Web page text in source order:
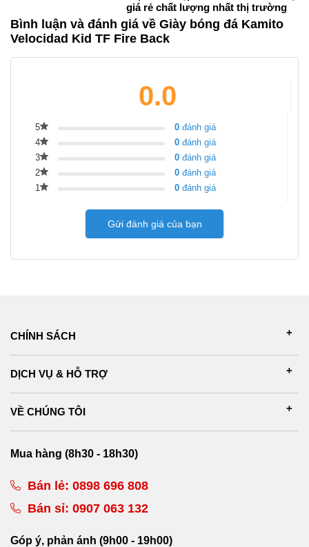
giá rẻ chất lượng nhất thị trường
Bình luận và đánh giá về Giày bóng đá Kamito
Velocidad Kid TF Fire Back
0.0
5 0 đánh giá
4
0 đánh giá
3
0 đánh giá
2
0 đánh giá
1
0 đánh giá
Gửi đánh giá của bạn
CHÍNH SÁCH
DỊCH VỤ & HỖ TRỢ
VỀ CHÚNG TÔI
Mua hàng (8h30 - 18h30)
Bán lẻ: 0898 696 808
Bán sỉ: 0907 063 132
Góp ý, phản ánh (9h00 - 19h00)